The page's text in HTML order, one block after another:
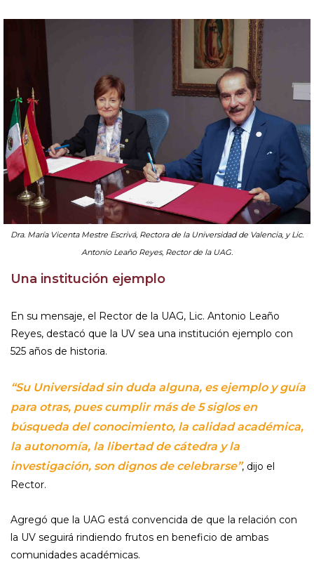
Dra. María Vicenta Mestre Escrivá, Rectora de la Universidad de Valencia, y Lic.
Antonio Leaño Reyes, Rector de la UAG.
Una institución ejemplo
En su mensaje, el Rector de la UAG, Lic. Antonio Leaño
Reyes, destacó que la UV sea una institución ejemplo con
525 años de historia.
“Su Universidad sin duda alguna, es ejemplo y guía
para otras, pues cumplir más de 5 siglos en
búsqueda del conocimiento, la calidad académica,
la autonomía, la libertad de cátedra y la
investigación, son dignos de celebrarse”, dijo el
Rector.
Agregó que la UAG está convencida de que la relación con
la UV seguirá rindiendo frutos en beneficio de ambas
comunidades académicas.